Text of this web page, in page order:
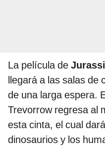
La película de
llegará a las salas de
de una larga espera.
Trevorrow regresa al
esta cinta, el cual
dinosaurios y los